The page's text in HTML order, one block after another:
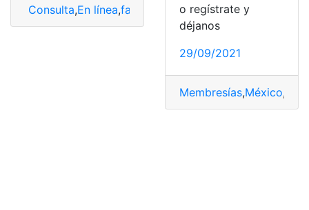
Consulta,En línea,facturación,Facturación Sams
o regístrate y
déjanos
29/09/2021
Membresías,México,